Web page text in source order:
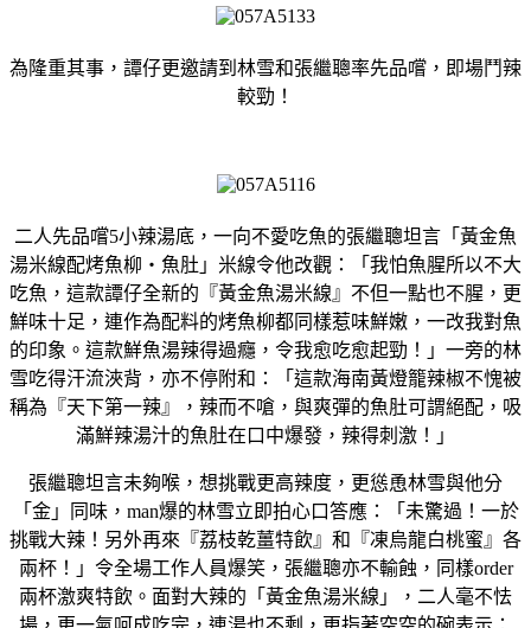
為隆重其事，譚仔更邀請到林雪和張繼聰率先品嚐，即場鬥辣
較勁！
二人先品嚐5小辣湯底，一向不愛吃魚的張繼聰坦言「黃金魚
湯米線配烤魚柳‧魚肚」米線令他改觀：「我怕魚腥所以不大
吃魚，這款譚仔全新的『黃金魚湯米線』不但一點也不腥，更
鮮味十足，連作為配料的烤魚柳都同樣惹味鮮嫩，一改我對魚
的印象。這款鮮魚湯辣得過癮，令我愈吃愈起勁！」一旁的林
雪吃得汗流浹背，亦不停附和：「這款海南黃燈籠辣椒不愧被
稱為『天下第一辣』，辣而不嗆，與爽彈的魚肚可謂絕配，吸
滿鮮辣湯汁的魚肚在口中爆發，辣得刺激！」
張繼聰坦言未夠喉，想挑戰更高辣度，更慫恿林雪與他分
「金」同味，man爆的林雪立即拍心口答應：「未驚過！一於
挑戰大辣！另外再來『荔枝乾薑特飲』和『凍烏龍白桃蜜』各
兩杯！」令全場工作人員爆笑，張繼聰亦不輸蝕，同樣order
兩杯激爽特飲。面對大辣的「黃金魚湯米線」，二人毫不怯